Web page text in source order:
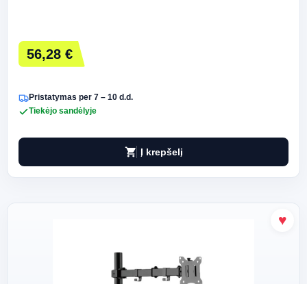
56,28 €
Pristatymas per 7 – 10 d.d.
Tiekėjo sandėlyje
shopping_cart Į krepšelį